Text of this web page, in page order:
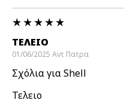
ΤΕΛΕΙΟ
01/06/2025 Αντ Πατρα
Σχόλια για Shell
Τελειο